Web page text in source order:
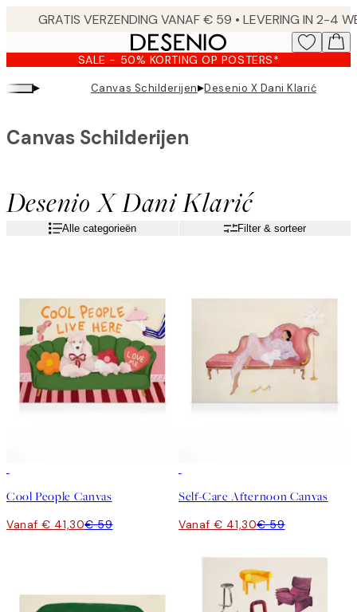
content.
SALE - 50% KORTING OP POSTERS*
▸ Canvas Schilderijen▸Desenio X Dani Klarić
Desenio X Dani Klarić
Canvas Schilderijen
Alle categorieën Filter & sorteer
Cool People Canvas
Vanaf € 41,30€ 59
Self-Care Afternoon Canvas
Vanaf € 41,30€ 59